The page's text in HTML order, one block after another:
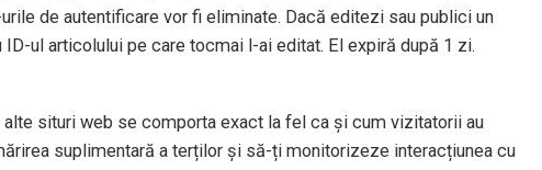
de autentificare vor fi eliminate. Dacă editezi sau publici un
ul articolului pe care tocmai l-ai editat. El expiră după 1 zi.
situri web se comporta exact la fel ca și cum vizitatorii au
suplimentară a terților și să-ți monitorizeze interacțiunea cu